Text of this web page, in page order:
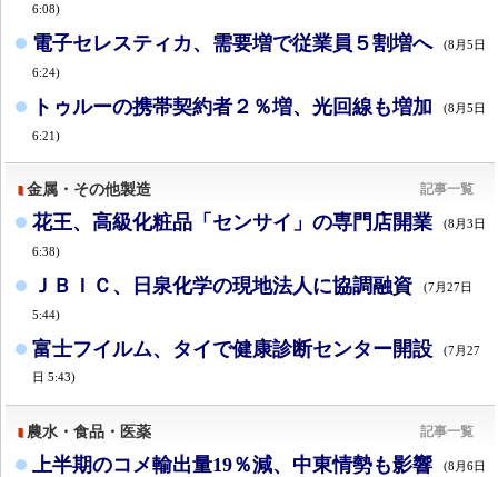
6:08)
電子セレスティカ、需要増で従業員５割増へ (8月5日
6:24)
トゥルーの携帯契約者２％増、光回線も増加 (8月5日
6:21)
金属・その他製造 記事一覧
花王、高級化粧品「センサイ」の専門店開業 (8月3日
6:38)
ＪＢＩＣ、日泉化学の現地法人に協調融資 (7月27日
5:44)
富士フイルム、タイで健康診断センター開設
(7月27
日 5:43)
農水・食品・医薬 記事一覧
上半期のコメ輸出量19％減、中東情勢も影響 (8月6日